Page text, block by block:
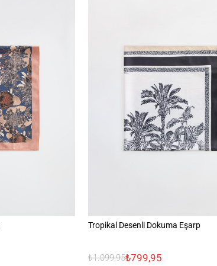
Tropikal Desenli Dokuma Eşarp
₺1.099,95₺799,95